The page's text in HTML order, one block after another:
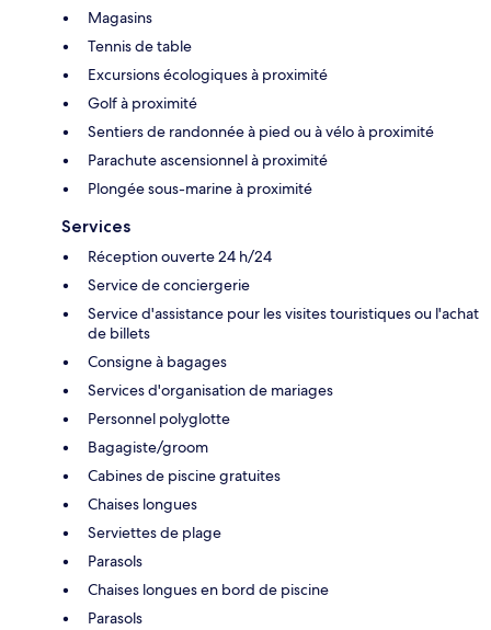
Magasins
Tennis de table
Excursions écologiques à proximité
Golf à proximité
Sentiers de randonnée à pied ou à vélo à proximité
Parachute ascensionnel à proximité
Plongée sous-marine à proximité
Services
Réception ouverte 24 h/24
Service de conciergerie
Service d'assistance pour les visites touristiques ou l'achat
de billets
Consigne à bagages
Services d'organisation de mariages
Personnel polyglotte
Bagagiste/groom
Cabines de piscine gratuites
Chaises longues
Serviettes de plage
Parasols
Chaises longues en bord de piscine
Parasols